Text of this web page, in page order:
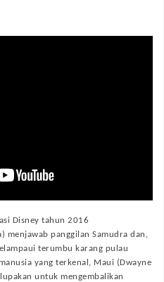
Disney tahun 2016
menjawab panggilan Samudra dan,
terumbu karang pulau
yang terkenal, Maui (Dwayne
untuk mengembalikan